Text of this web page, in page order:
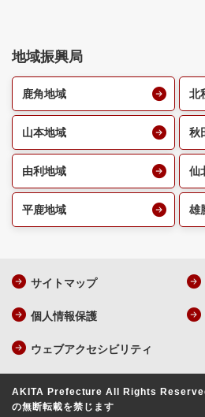
地域振興局
鹿角地域 北
山本地域 秋
由利地域 仙
平鹿地域 雄
サイトマップ
個人情報保護
ウェブアクセシビリティ
AKITA Prefecture All Rights
の無断転載を禁じます